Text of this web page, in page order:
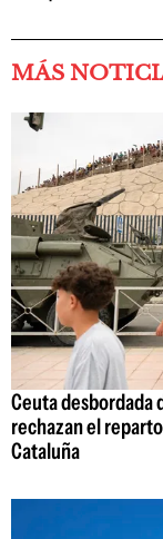
MÁS
Ceuta desbordada
rechazan el
Cataluña